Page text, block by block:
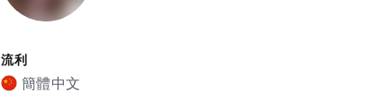
流利
簡體中文